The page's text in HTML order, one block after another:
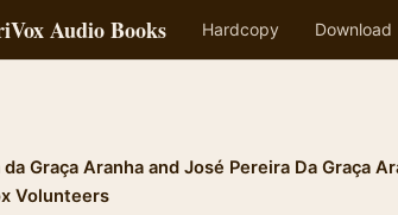
Audio Books Hardcopy Download
Graça Aranha and José Pereira Da Graça
Volunteers